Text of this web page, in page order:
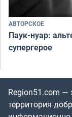
АВТОРСКОЕ
Паук-нуар:
супергерое
Region51.com —
территория